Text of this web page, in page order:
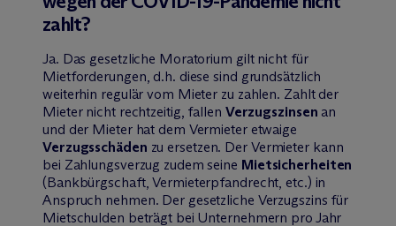
zahlt?
Ja. Das gesetzliche Moratorium gilt nicht für
Mietforderungen, d.h. diese sind grundsätzlich
weiterhin regulär vom Mieter zu zahlen. Zahlt der
Mieter nicht rechtzeitig, fallen Verzugszinsen an
und der Mieter hat dem Vermieter etwaige
Verzugsschäden zu ersetzen. Der Vermieter kann
bei Zahlungsverzug zudem seine Mietsicherheiten
(Bankbürgschaft, Vermieterpfandrecht, etc.) in
Anspruch nehmen. Der gesetzliche Verzugszins für
Mietschulden beträgt bei Unternehmern pro Jahr